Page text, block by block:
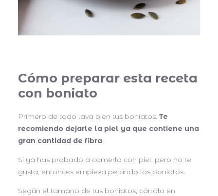
Cómo preparar esta receta
con boniato
Primero de todo lava bien tus boniatos.Te
recomiendo dejarle la piel ya que contiene una
gran cantidad de fibra.
Si ya has probado a comerlo con piel, pero no te
gusta, entonces empieza pelando los boniatos.
Según el tamaño de tus boniatos, córtalo en